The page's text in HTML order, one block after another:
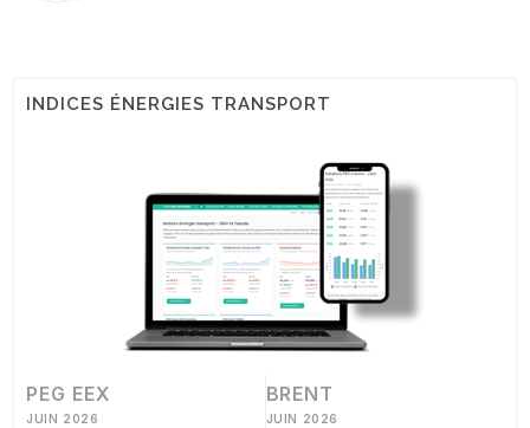
INDICES ÉNERGIES TRANSPORT
PEG EEX
JUIN 2026
BRENT
JUIN 2026